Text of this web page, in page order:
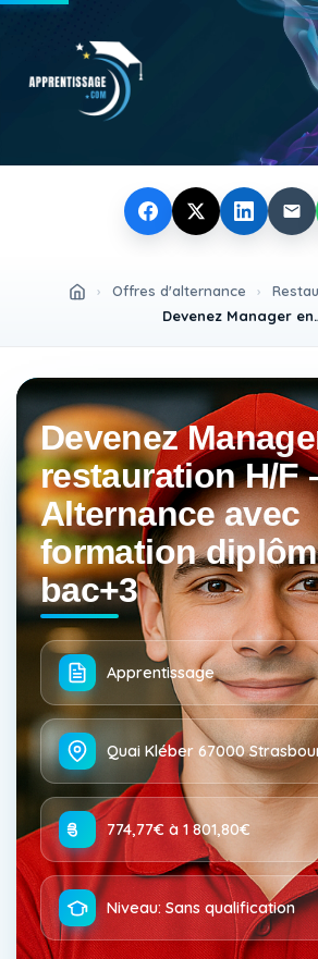
› Offres d'alternance ›
Devenez Manager en
Devenez
restauration H/F
Alternance avec
formation
bac+3
Apprentissage
Quai Kléber 67000
774,77€ à 1 801,80€
Niveau: Sans qualification